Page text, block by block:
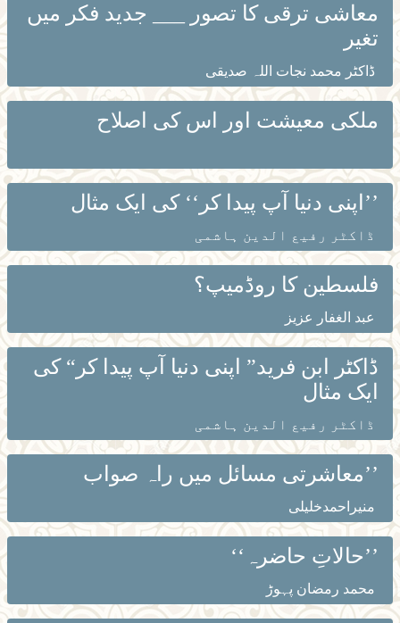
معاشی ترقی کا تصور ___ جدید فکر میں
تغیر
ڈاکٹر محمد نجات اللہ صدیقی
ملکی معیشت اور اس کی اصلاح
’’اپنی دنیا آپ پیدا کر‘‘ کی ایک مثال
ڈاکٹر رفیع الدین ہاشمی
فلسطین کا روڈمیپ؟
عبد الغفار عزیز
ڈاکٹر ابن فرید” اپنی دنیا آپ پیدا کر“ کی
ایک مثال
ڈاکٹر رفیع الدین ہاشمی
’’معاشرتی مسائل میں راہ صواب
منیراحمدخلیلی
’’حالاتِ حاضرہ‘‘
محمد رمضان پہوڑ